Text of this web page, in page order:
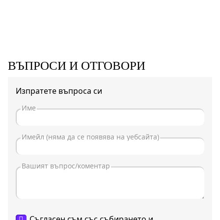
ВЪПРОСИ И ОТГОВОРИ
Изпратете въпроса си